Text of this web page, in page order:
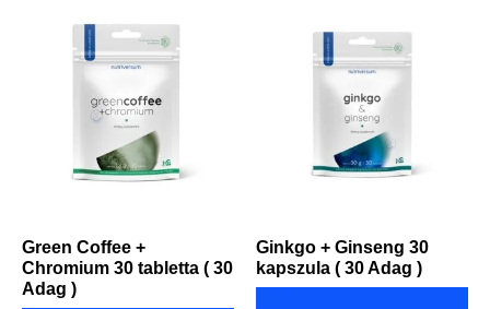
Green Coffee +
Chromium 30 tabletta ( 30
Adag )
Ginkgo + Ginseng 30
kapszula ( 30 Adag )